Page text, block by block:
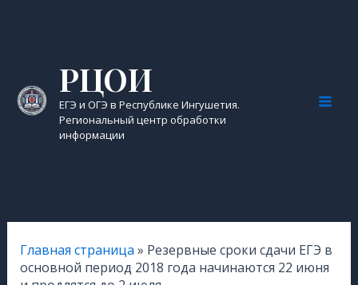
РЦОИ
ЕГЭ и ОГЭ в Республике Ингушетия.
Региональный центр обработки
информации
Главная страница » Резервные сроки сдачи ЕГЭ в
основной период 2018 года начинаются 22 июня